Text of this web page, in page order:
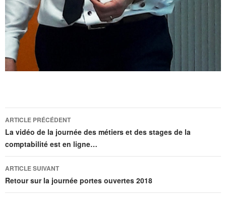
Navigation
des
articles
ARTICLE PRÉCÉDENT
La vidéo de la journée des métiers et des stages de la
comptabilité est en ligne…
ARTICLE SUIVANT
Retour sur la journée portes ouvertes 2018